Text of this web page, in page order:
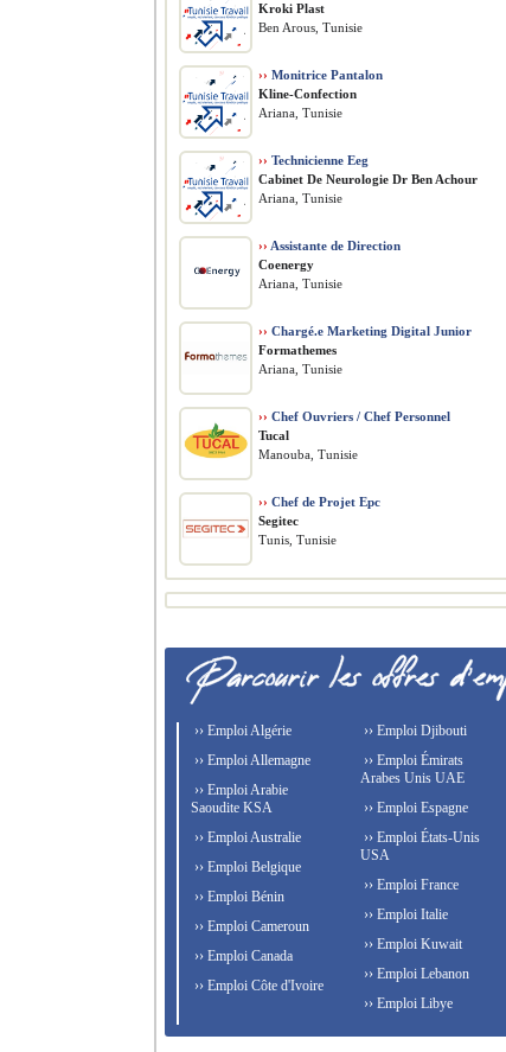
Kroki Plast
Ben Arous, Tunisie
›› Monitrice Pantalon
Kline-Confection
Ariana, Tunisie
›› Technicienne Eeg
Cabinet De Neurologie Dr Ben Achour
Ariana, Tunisie
›› Assistante de Direction
Coenergy
Ariana, Tunisie
›› Chargé.e Marketing Digital Junior
Formathemes
Ariana, Tunisie
›› Chef Ouvriers / Chef Personnel
Tucal
Manouba, Tunisie
›› Chef de Projet Epc
Segitec
Tunis, Tunisie
›› Emploi Algérie
›› Emploi Allemagne
›› Emploi Arabie
Saoudite KSA
›› Emploi Australie
›› Emploi Belgique
›› Emploi Bénin
›› Emploi Cameroun
›› Emploi Canada
›› Emploi Côte d'Ivoire
›› Emploi Djibouti
›› Emploi Émirats
Arabes Unis UAE
›› Emploi Espagne
›› Emploi États-Unis
USA
›› Emploi France
›› Emploi Italie
›› Emploi Kuwait
›› Emploi Lebanon
›› Emploi Libye